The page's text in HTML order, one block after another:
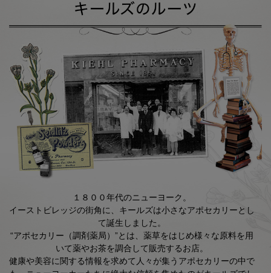
１８００年代のニューヨーク。
イーストビレッジの街角に、キールズは小さなアポセカリーとし
て誕生しました。
“アポセカリー（調剤薬局）”とは、薬草をはじめ様々な原料を用
いて薬やお茶を調合して販売するお店。
健康や美容に関する情報を求めて人々が集うアポセカリーの中で